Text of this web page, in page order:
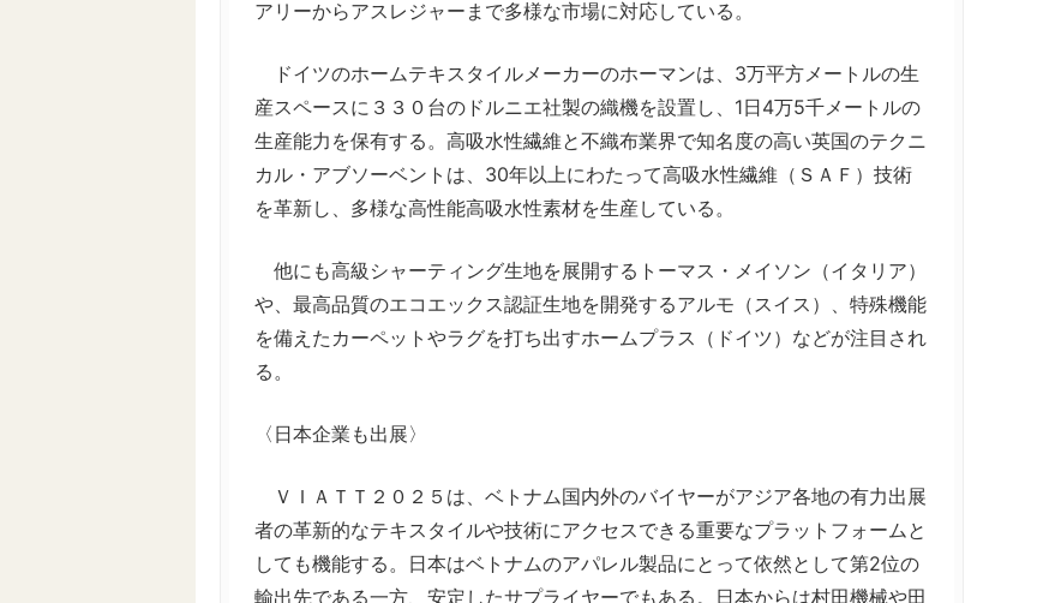
アリーからアスレジャーまで多様な市場に対応している。
ドイツのホームテキスタイルメーカーのホーマンは、3万平方メートルの生
産スペースに３３０台のドルニエ社製の織機を設置し、1日4万5千メートルの
生産能力を保有する。高吸水性繊維と不織布業界で知名度の高い英国のテクニ
カル・アブソーベントは、30年以上にわたって高吸水性繊維（ＳＡＦ）技術
を革新し、多様な高性能高吸水性素材を生産している。
他にも高級シャーティング生地を展開するトーマス・メイソン（イタリア）
や、最高品質のエコエックス認証生地を開発するアルモ（スイス）、特殊機能
を備えたカーペットやラグを打ち出すホームプラス（ドイツ）などが注目され
る。
〈日本企業も出展〉
ＶＩＡＴＴ２０２５は、ベトナム国内外のバイヤーがアジア各地の有力出展
者の革新的なテキスタイルや技術にアクセスできる重要なプラットフォームと
しても機能する。日本はベトナムのアパレル製品にとって依然として第2位の
輸出先である一方、安定したサプライヤーでもある。日本からは村田機械や田